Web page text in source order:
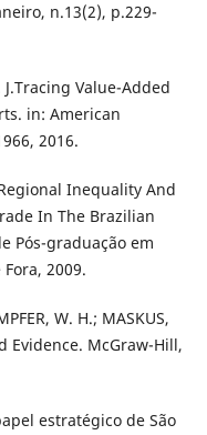
n.13(2), p.229-
J.Tracing Value-Added
in: American
2016.
Regional Inequality And
In The Brazilian
Pós-graduação em
Fora, 2009.
W. H.; MASKUS,
Evidence. McGraw-Hill,
estratégico de São